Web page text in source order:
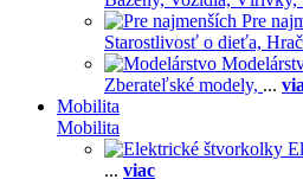
Pre
Starostlivosť o dieťa,
Zberateľské modely, ...
Mobilita
Mobilita
... viac